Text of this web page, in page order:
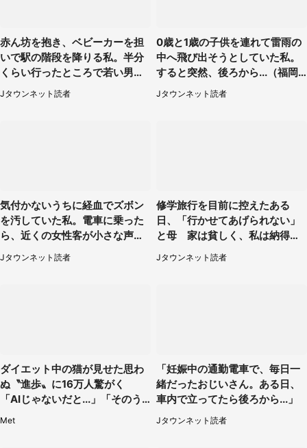
赤ん坊を抱き、ベビーカーを担
いで駅の階段を降りる私。半分
くらい行ったところで若い男性
が...（埼玉県・50代女性）
Jタウンネット読者
0歳と1歳の子供を連れて雷雨の
中へ飛び出そうとしていた私。
すると突然、後ろから...（福岡
県・30代女性）
Jタウンネット読者
気付かないうちに経血でズボン
を汚していた私。電車に乗った
ら、近くの女性客が小さな声で
（千葉県・10代女性）
Jタウンネット読者
修学旅行を目前に控えたある
日、「行かせてあげられない」
と母 家は貧しく、私は納得し
たけれど...（北海道・70代以上
女性）
Jタウンネット読者
ダイエット中の猫が見せた思わ
ぬ〝進歩〟に16万人驚がく
「AIじゃないだと...」「そのう
Met
「妊娠中の通勤電車で、毎日一
緒だったおじいさん。ある日、
車内で立ってたら後ろから...」
Jタウンネット読者